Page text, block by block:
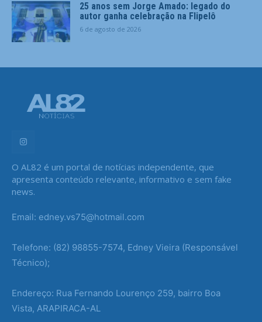
25 anos sem Jorge Amado: legado do
autor ganha celebração na Flipelô
6 de agosto de 2026
O AL82 é um portal de notícias independente, que
apresenta conteúdo relevante, informativo e sem fake
news.
Email: edney.vs75@hotmail.com
Telefone: (82) 98855-7574, Edney Vieira (Responsável
Técnico);
Endereço: Rua Fernando Lourenço 259, bairro Boa
Vista, ARAPIRACA-AL